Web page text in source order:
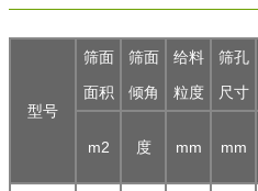
型号
筛面
面积
筛面
倾角
给料
粒度
筛孔
尺寸
m2 度 mm mm